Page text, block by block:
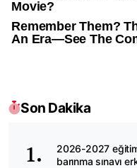
Son Dakika
2026-2027
barınma sınavı